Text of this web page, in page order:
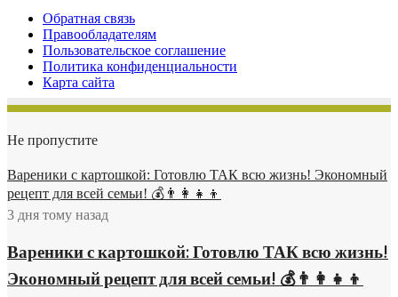
Обратная связь
Правообладателям
Пользовательское соглашение
Политика конфиденциальности
Карта сайта
Не пропустите
Вареники с картошкой: Готовлю ТАК всю жизнь! Экономный
рецепт для всей семьи! 💰👨👩👧👦
3 дня тому назад
Вареники с картошкой: Готовлю ТАК всю жизнь!
Экономный рецепт для всей семьи! 💰👨👩👧👦